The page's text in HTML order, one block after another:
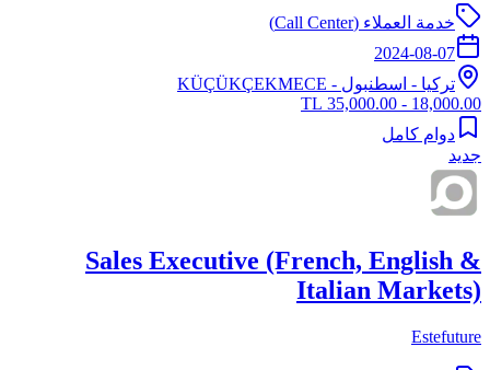
خدمة العملاء (Call Center)
2024-08-07
تركيا - اسطنبول - KÜÇÜKÇEKMECE
18,000.00 - 35,000.00 TL
دوام كامل
جديد
Sales Executive (French, English &
Italian Markets)
Estefuture